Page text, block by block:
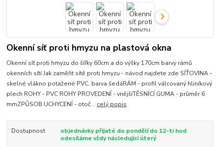
Okenní síť proti hmyzu na plastová okna
Okenní síť proti hmyzu do šířky 60cm a do výšky 170cm barvy rámů
okenních sítí Jak zaměřit sítě proti hmyzu - návod najdete zde SÍŤOVINA -
skelné vlákno potažené PVC, barva šedáRÁM - profil válcovaný hliníkový
plech ROHY - PVC ROHY PROVEDENÍ - vnějšíTĚSNÍCÍ GUMA - průměr 6
mmZPŮSOB UCHYCENÍ - otoč... celý popis
Dostupnost
objednávky přijaté do pondělí do 12-ti hod
odesíláme vždy následující úterý